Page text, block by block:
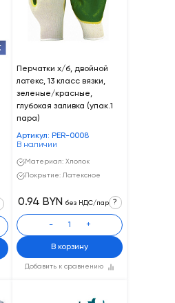
Перчатки х/б, двойной
латекс, 13 класс вязки,
зеленые/красные,
глубокая заливка (упак.1
пара)
Артикул: PER-0008
В наличии
Материал: Хлопок
Покрытие: Латексное
Добавить к сравнению
0.94 BYN без НДС/пар ?
- +
В корзину